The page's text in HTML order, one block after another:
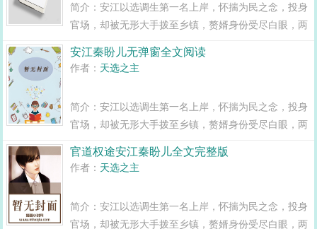
简介：安江以选调生第一名上岸，怀揣为民之念，投身
官场，却被无形大手拨至乡镇，赘婿身份受尽白眼，两
变全县最年轻正科级干部且看安江如何一路横空直撞，
安江秦盼儿无弹窗全文阅读
作者： 天选之主
简介：安江以选调生第一名上岸，怀揣为民之念，投身
官场，却被无形大手拨至乡镇，赘婿身份受尽白眼，两
变全县最年轻正科级干部且看安江如何一路横空直撞，
官道权途安江秦盼儿全文完整版
作者： 天选之主
简介：安江以选调生第一名上岸，怀揣为民之念，投身
官场，却被无形大手拨至乡镇，赘婿身份受尽白眼，两